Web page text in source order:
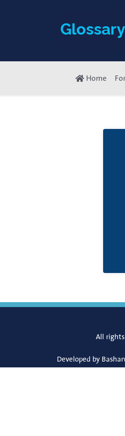
Home
All
Developed by